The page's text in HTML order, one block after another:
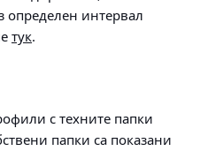
определен интервал
тук.
с техните папки
папки са показани